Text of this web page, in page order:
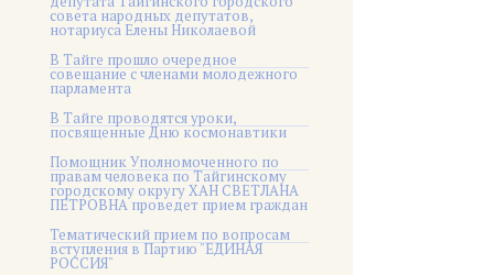
совета народных депутатов,
нотариуса Елены Николаевой
В Тайге прошло очередное
совещание с членами молодежного
парламента
В Тайге проводятся уроки,
посвященные Дню космонавтики
Помощник Уполномоченного по
правам человека по Тайгинскому
городскому округу ХАН СВЕТЛАНА
ПЕТРОВНА проведет прием граждан
Тематический прием по вопросам
вступления в Партию "ЕДИНАЯ
РОССИЯ"